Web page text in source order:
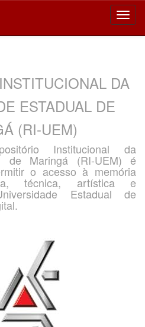
DA
ESTADUAL DE
(RI-UEM)
Institucional da
de Maringá (RI-UEM) é
o acesso à memória
técnica, artística e
Estadual de